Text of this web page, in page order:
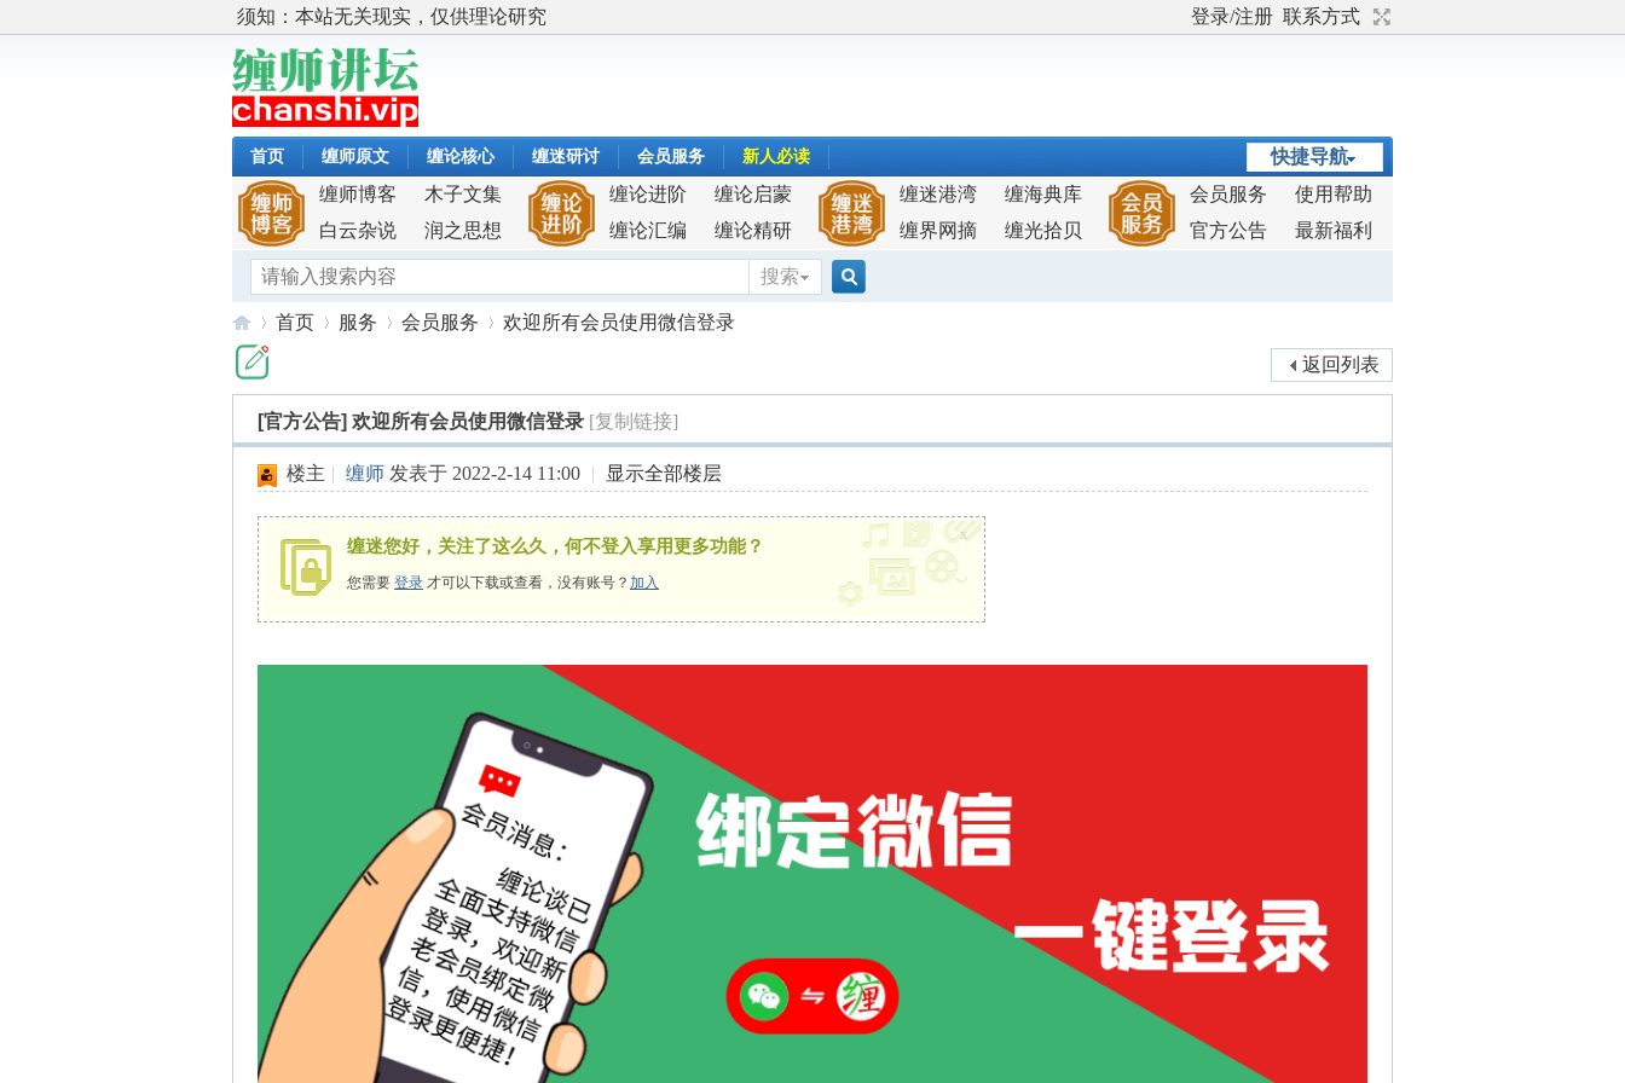
须知：本站无关现实，仅供理论研究 登录/注册 联系方式
快捷导航
首页 缠师原文 缠论核心 缠迷研讨 会员服务 新人必读
缠师博客
木子文集
白云杂说
润之思想
缠论进阶
缠论启蒙
缠论汇编
缠论精研
缠迷港湾
缠海典库
缠界网摘
缠光拾贝
会员服务
使用帮助
官方公告
最新福利
搜索
首页
›
服务
›
会员服务
›
欢迎所有会员使用微信登录
返回列表
[官方公告] 欢迎所有会员使用微信登录 [复制链接]
楼主 | 缠师 发表于 2022-2-14 11:00 | 显示全部楼层
缠迷您好，关注了这么久，何不登入享用更多功能？
您需要 登录 才可以下载或查看，没有账号？ 加入
x